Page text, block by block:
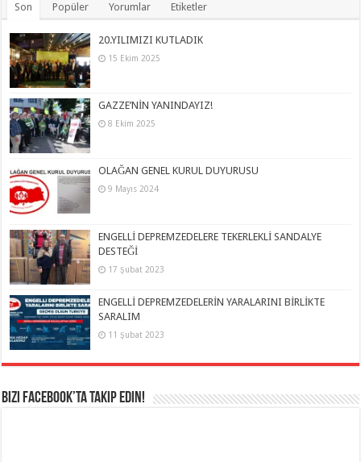
Son Popüler Yorumlar Etiketler
20.YILIMIZI KUTLADIK
15 Ekim 2025
GAZZE’NİN YANINDAYIZ!
8 Ekim 2025
OLAĞAN GENEL KURUL DUYURUSU
9 Mayıs 2024
ENGELLİ DEPREMZEDELERE TEKERLEKLİ SANDALYE
DESTEĞİ
17 Şubat 2023
ENGELLİ DEPREMZEDELERİN YARALARINI BİRLİKTE
SARALIM
11 Şubat 2023
Bizi Facebook’ta takip edin!